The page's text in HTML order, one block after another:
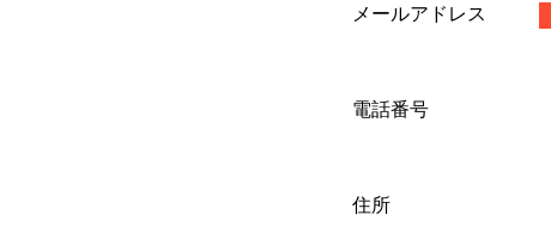
メールアドレス
電話番号
住所